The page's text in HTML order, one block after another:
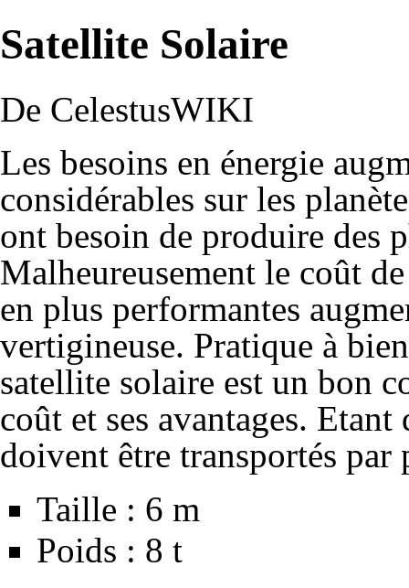
Satellite Solaire
De CelestusWIKI
Les besoins en énergie
considérables sur les
ont besoin de produire des
Malheureusement le coût
en plus performantes
vertigineuse. Pratique à
satellite solaire est un bon
coût et ses avantages.
doivent être transportés par
Taille : 6 m
Poids : 8 t